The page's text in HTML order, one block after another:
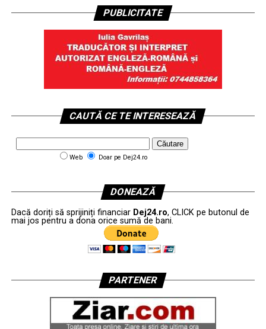
PUBLICITATE
CAUTĂ CE TE INTERESEAZĂ
Web Doar pe Dej24.ro
DONEAZĂ
Dacă doriți să sprijiniți financiar Dej24.ro, CLICK pe butonul de
mai jos pentru a dona orice sumă de bani.
PARTENER